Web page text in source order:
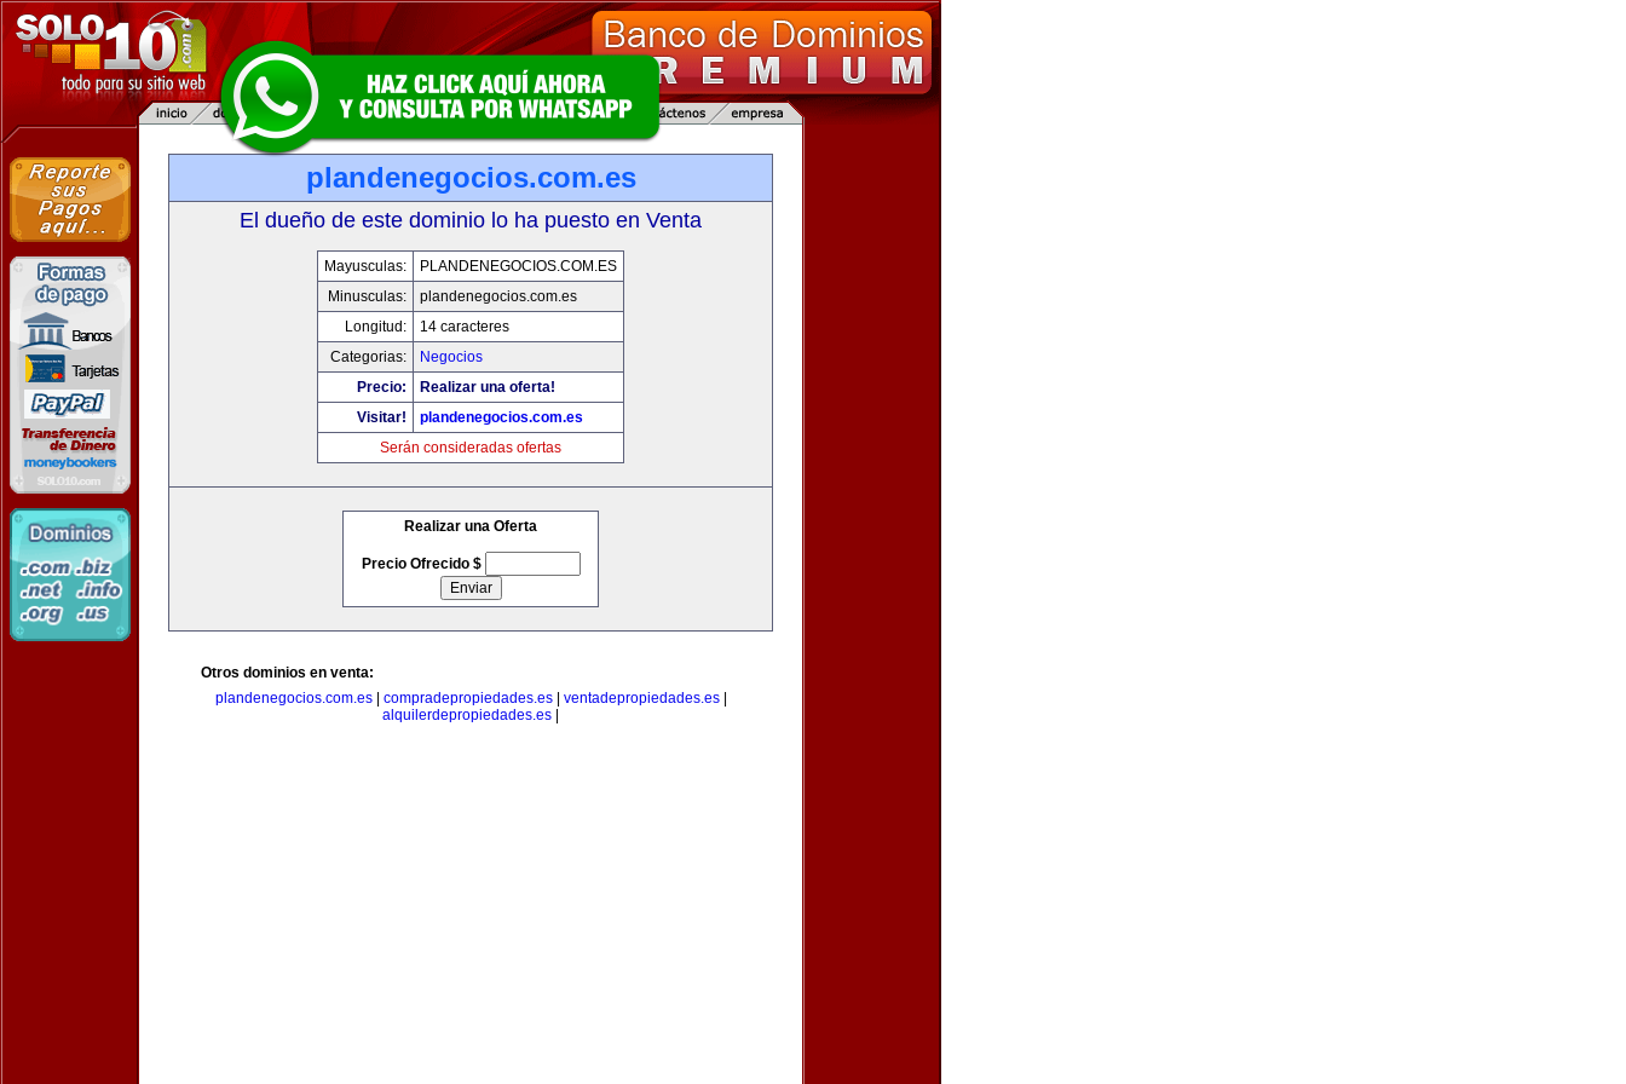
plandenegocios.com.es
El dueño de este dominio lo ha puesto en Venta
Mayusculas:
PLANDENEGOCIOS.COM.ES
Minusculas:
plandenegocios.com.es
Longitud:
14 caracteres
Categorias:
Negocios
Precio:
Realizar una oferta!
Visitar!
plandenegocios.com.es
Serán consideradas ofertas
Realizar una Oferta
Precio Ofrecido $
Otros dominios en venta:
plandenegocios.com.es| compradepropiedades.es| ventadepropiedades.es|
alquilerdepropiedades.es